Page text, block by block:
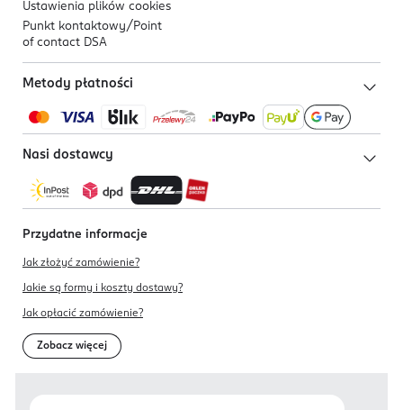
Ustawienia plików cookies
Punkt kontaktowy/ Point
of contact DSA
Metody płatności
Nasi dostawcy
Przydatne informacje
Jak złożyć zamówienie?
Jakie są formy i koszty dostawy?
Jak opłacić zamówienie?
Zobacz więcej